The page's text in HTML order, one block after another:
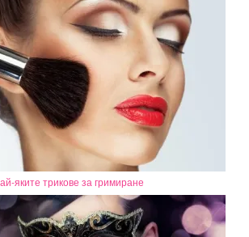
яките трикове за гримиране